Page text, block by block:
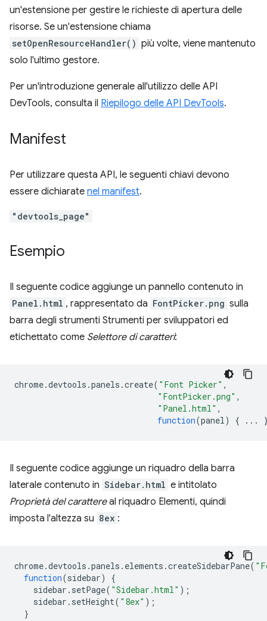
un'estensione per gestire le richieste di apertura delle
risorse. Se un'estensione chiama
setOpenResourceHandler() più volte, viene mantenuto
solo l'ultimo gestore.
Per un'introduzione generale all'utilizzo delle API
DevTools, consulta il Riepilogo delle API DevTools.
Manifest
Per utilizzare questa API, le seguenti chiavi devono
essere dichiarate nel manifest.
"devtools_page"
Esempio
Il seguente codice aggiunge un pannello contenuto in
Panel.html , rappresentato da FontPicker.png sulla
barra degli strumenti Strumenti per sviluppatori ed
etichettato come Selettore di caratteri:
chrome.devtools .panels .create( "Font Picker" ,
"FontPicker.png" ,
"Panel.html" ,
function(panel) { ...
Il seguente codice aggiunge un riquadro della barra
laterale contenuto in Sidebar.html e intitolato
Proprietà del carattereal riquadro Elementi, quindi
imposta l'altezza su 8ex :
chrome.devtools .panels . elements .createSidebarPane(
function(sidebar)
{
sidebar . setPage( "Sidebar.html" );
sidebar . setHeight( "8ex" );
}